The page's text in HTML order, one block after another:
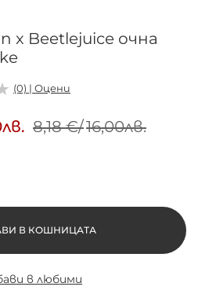
x Beetlejuice очна
(0) | Оцени
8,18 €/16,00лв.
В КОШНИЦАТА
в любими